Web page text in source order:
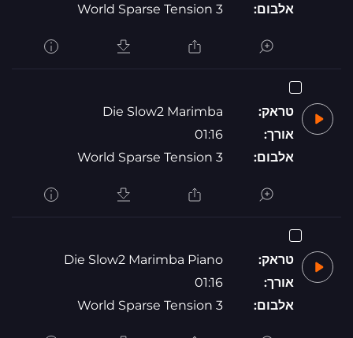
אלבום:
World Sparse Tension 3
טראק:
Die Slow2 Marimba
אורך:
01:16
אלבום:
World Sparse Tension 3
טראק:
Die Slow2 Marimba Piano
אורך:
01:16
אלבום:
World Sparse Tension 3